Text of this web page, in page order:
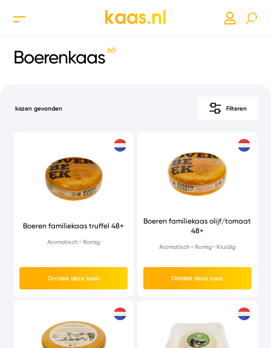
Boerenkaas 661
kazen gevonden Filteren
Boeren familiekaas truffel 48+
Aromatisch Romig
Ontdek deze kaas
Boeren familiekaas olijf/tomaat
48+
Aromatisch Romig Kruidig
Ontdek deze kaas